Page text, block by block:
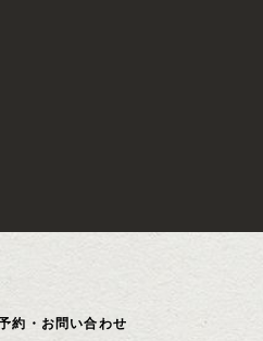
約・お問い合わせ